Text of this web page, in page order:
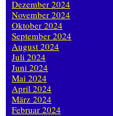
Dezember 2024
November 2024
Oktober 2024
September 2024
August 2024
Juli 2024
Juni 2024
Mai 2024
April 2024
März 2024
Februar 2024